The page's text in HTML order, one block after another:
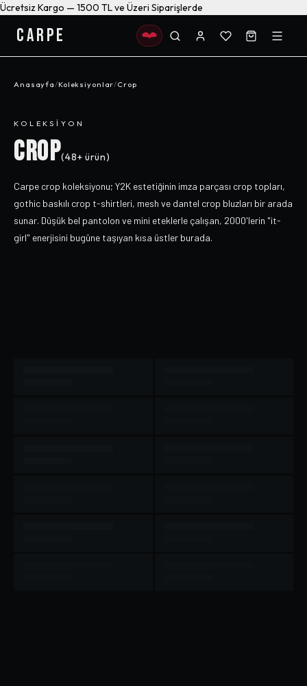
Ücretsiz Kargo — 1500 TL ve Üzeri Siparişlerde
CARPE
Anasayfa/Koleksiyonlar/Crop
KOLEKSIYON
CROP(48+ ürün)
Carpe crop koleksiyonu; Y2K estetiğinin imza parçası crop topları,
gothic baskılı crop t-shirtleri, mesh ve dantel crop bluzları bir arada
sunar. Düşük bel pantolon ve mini eteklerle çalışan, 2000'lerin "it-
girl" enerjisini bugüne taşıyan kısa üstler burada.